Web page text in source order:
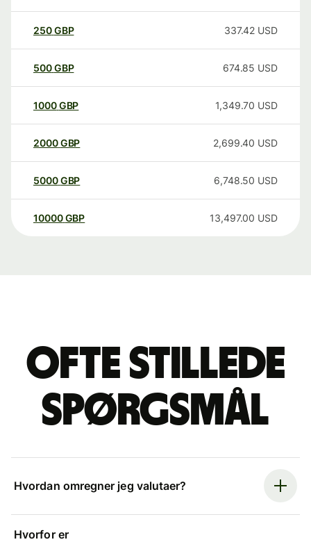
250GBP 337.42 USD
500GBP 674.85 USD
1000GBP 1,349.70 USD
2000GBP 2,699.40 USD
5000GBP 6,748.50 USD
10000 GBP 13,497.00 USD
Ofte stillede
spørgsmål
Hvordan omregner jeg valutaer?
Hvorfor er